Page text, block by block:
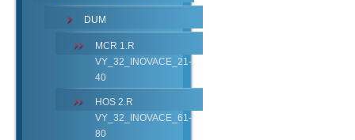
DUM
MCR 1.R
VY_32_INOVACE_21-
40
HOS 2.R
VY_32_INOVACE_61-
80